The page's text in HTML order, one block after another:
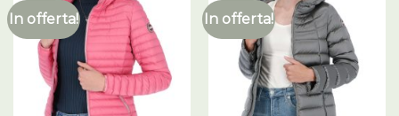
In offerta! In offerta!